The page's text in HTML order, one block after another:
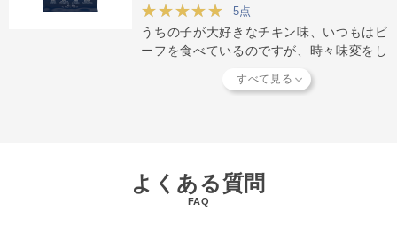
★★★★★ 5点
うちの子が大好きなチキン味、いつもはビ
ーフを食べているのですが、時々味変をし
いるので、入荷が待ち遠しいです。
よくある質問
FAQ